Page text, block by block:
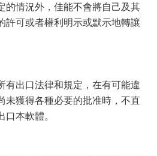
的情況外，佳能不會將自己及其
許可或者權利明示或默示地轉讓
有出口法律和規定，在有可能違
未獲得各種必要的批准時，不直
本軟體。